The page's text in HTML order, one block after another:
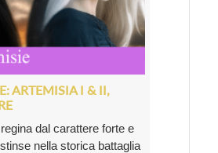
ARTEMISIA I & II,
dal carattere forte e
nella storica battaglia